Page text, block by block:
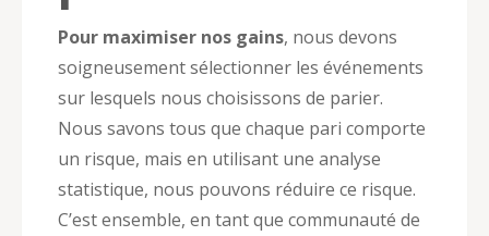
Pour maximiser nos gains, nous devons
soigneusement sélectionner les événements
sur lesquels nous choisissons de parier.
Nous savons tous que chaque pari comporte
un risque, mais en utilisant une analyse
statistique, nous pouvons réduire ce risque.
C’est ensemble, en tant que communauté de